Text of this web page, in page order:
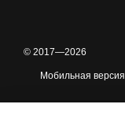
© 2017—2026
Мобильная версия